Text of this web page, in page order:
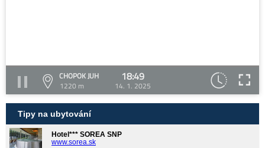
CHOPOK JUH
1220 m
18:49
14. 1. 2025
Tipy na ubytování
Hotel*** SOREA SNP
www.sorea.sk